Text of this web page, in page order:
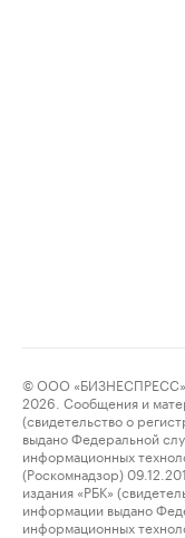
© ООО
2026. Сообщения и
(свидетельство о
выдано Федеральной
информационных
(Роскомнадзор)
издания «РБК»
информации выдано
информационных